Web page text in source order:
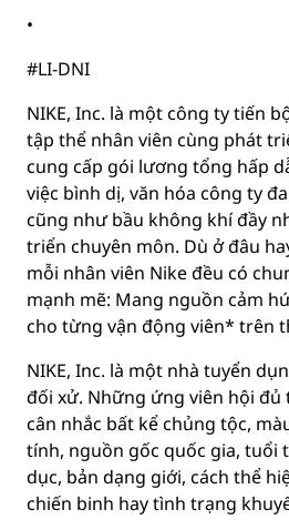
•
#LI-DNI
NIKE, Inc. là một công ty tiến
tập thể nhân viên cùng phát
cung cấp gói lương tổng hấp
việc bình dị, văn hóa công ty
cũng như bầu không khí đầy
triển chuyên môn. Dù ở đâu
mỗi nhân viên Nike đều có
mạnh mẽ: Mang nguồn cảm
cho từng vận động viên* trên
NIKE, Inc. là một nhà tuyển
đối xử. Những ứng viên hội đủ
cân nhắc bất kể chủng tộc,
tính, nguồn gốc quốc gia, tuổi
dục, bản dạng giới, cách thể
chiến binh hay tình trạng